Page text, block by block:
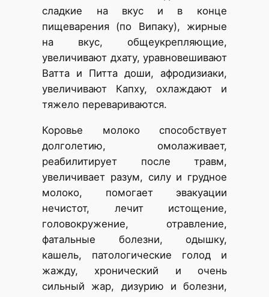
сладкие на вкус и в конце
пищеварения (по Випаку), жирные
на вкус, общеукрепляющие,
увеличивают дхату, уравновешивают
Ватта и Питта доши, афродизиаки,
увеличивают Капху, охлаждают и
тяжело перевариваются.
Коровье молоко способствует
долголетию, омолаживает,
реабилитирует после травм,
увеличивает разум, силу и грудное
молоко, помогает эвакуации
нечистот, лечит истощение,
головокружение, отравление,
фатальные болезни, одышку,
кашель, патологические голод и
жажду, хронический и очень
сильный жар, дизурию и болезни,